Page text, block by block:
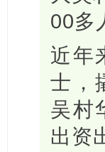
00多
近年
士，
吴村
出资